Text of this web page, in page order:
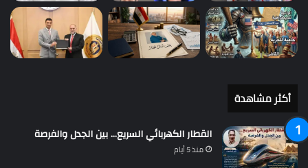
أكثر مشاهدة
القطار الكهربائي السريع… بين الجدل والفرصة
منذ 5 أيام